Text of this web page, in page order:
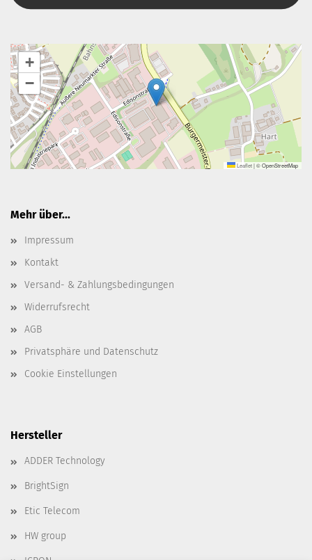
+
−
Leaflet|© OpenStreetMap
Mehr über...
Impressum
Kontakt
Versand- & Zahlungsbedingungen
Widerrufsrecht
AGB
Privatsphäre und Datenschutz
Cookie Einstellungen
Hersteller
ADDER Technology
BrightSign
Etic Telecom
HW group